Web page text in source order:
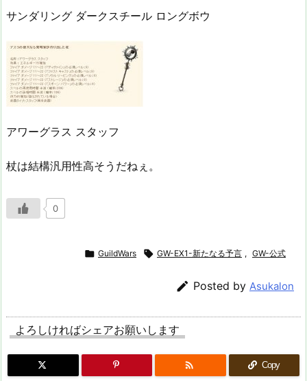
サンダリング ダークスチール ロングボウ
アワーグラス スタッフ
杖は結構汎用性高そうだねぇ。
0
 GuildWars  GW-EX1-新たなる予言 , GW-公式
 Posted by Asukalon
よろしければシェアお願いします
 Copy